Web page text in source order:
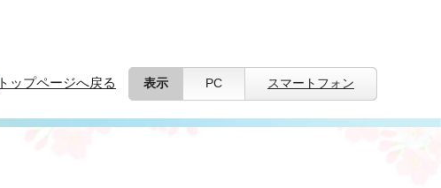
トップページへ戻る 表示 PC スマートフォン